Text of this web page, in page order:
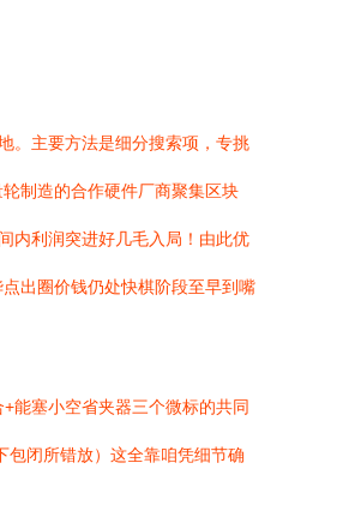
。主要方法是细分搜索项，专挑
制造的合作硬件厂商聚集区块
内利润突进好几毛入局！由此优
出圈价钱仍处快棋阶段至早到嘴
能塞小空省夹器三个微标的共同
包闭所错放）这全靠咱凭细节确